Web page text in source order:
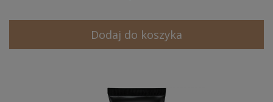
Dodaj do koszyka